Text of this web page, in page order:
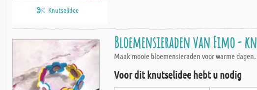
Knutselidee
Bloemensieraden van Fimo -
Maak mooie bloemensieraden voor warme
Voor dit knutselidee hebt u nodig